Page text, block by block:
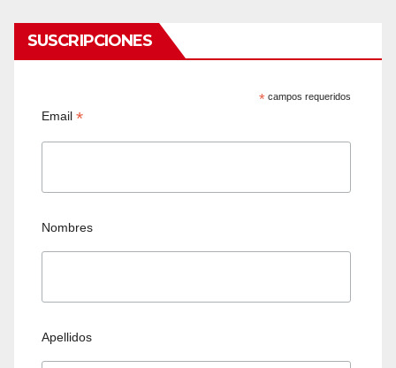
SUSCRIPCIONES
* campos requeridos
Email*
Nombres
Apellidos